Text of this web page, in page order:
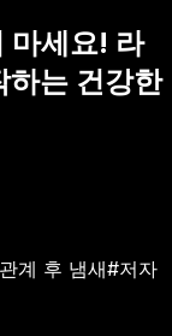
마세요! 라
하는 건강한
관계 후 냄새#저자